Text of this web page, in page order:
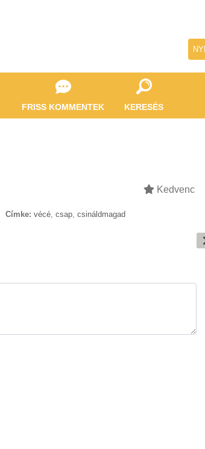
FRISS KOMMENTEK KERESÉS
Kedvenc
Címke: vécé, csap, csináldmagad